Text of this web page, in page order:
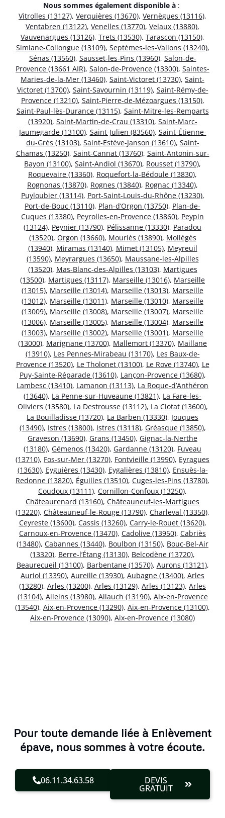
Nous sommes également disponible à :
Vitrolles (13127), Verquières (13670), Vernègues (13116),
Ventabren (13122), Venelles (13770), Velaux (13880),
Vauvenargues (13126), Trets (13530), Tarascon (13150),
Simiane-Collongue (13109), Septèmes-les-Vallons (13240),
Sénas (13560), Sausset-les-Pins (13960), Salon-de-
Provence (13661 AIR), Salon-de-Provence (13300), Saintes-
Maries-de-la-Mer (13460), Saint-Victoret (13730), Saint-
Victoret (13700), Saint-Savournin (13119), Saint-Rémy-de-
Provence (13210), Saint-Pierre-de-Mézoargues (13150),
Saint-Paul-lès-Durance (13115), Saint-Mitre-les-Remparts
(13920), Saint-Martin-de-Crau (13310), Saint-Marc-
Jaumegarde (13100), Saint-Julien (83560), Saint-Étienne-
du-Grès (13103), Saint-Estève-Janson (13610), Saint-
Chamas (13250), Saint-Cannat (13760), Saint-Antonin-sur-
Bayon (13100), Saint-Andiol (13670), Rousset (13790),
Roquevaire (13360), Roquefort-la-Bédoule (13830),
Rognonas (13870), Rognes (13840), Rognac (13340),
Puyloubier (13114), Port-Saint-Louis-du-Rhône (13230),
Port-de-Bouc (13110), Plan-d’Orgon (13750), Plan-de-
Cuques (13380), Peyrolles-en-Provence (13860), Peypin
(13124), Peynier (13790), Pélissanne (13330), Paradou
(13520), Orgon (13660), Mouriès (13890), Mollégès
(13940), Miramas (13140), Mimet (13105), Meyreuil
(13590), Meyrargues (13650), Maussane-les-Alpilles
(13520), Mas-Blanc-des-Alpilles (13103), Martigues
(13500), Martigues (13117), Marseille (13016), Marseille
(13015), Marseille (13014), Marseille (13013), Marseille
(13012), Marseille (13011), Marseille (13010), Marseille
(13009), Marseille (13008), Marseille (13007), Marseille
(13006), Marseille (13005), Marseille (13004), Marseille
(13003), Marseille (13002), Marseille (13001), Marseille
(13000), Marignane (13700), Mallemort (13370), Maillane
(13910), Les Pennes-Mirabeau (13170), Les Baux-de-
Provence (13520), Le Tholonet (13100), Le Rove (13740), Le
Puy-Sainte-Réparade (13610), Lançon-Provence (13680),
Lambesc (13410), Lamanon (13113), La Roque-d’Anthéron
(13640), La Penne-sur-Huveaune (13821), La Fare-les-
Oliviers (13580), La Destrousse (13112), La Ciotat (13600),
La Bouilladisse (13720), La Barben (13330), Jouques
(13490), Istres (13800), Istres (13118), Gréasque (13850),
Graveson (13690), Grans (13450), Gignac-la-Nerthe
(13180), Gémenos (13420), Gardanne (13120), Fuveau
(13710), Fos-sur-Mer (13270), Fontvieille (13990), Eyragues
(13630), Eyguières (13430), Eygalières (13810), Ensuès-la-
Redonne (13820), Éguilles (13510), Cuges-les-Pins (13780),
Coudoux (13111), Cornillon-Confoux (13250),
Châteaurenard (13160), Châteauneuf-les-Martigues
(13220), Châteauneuf-le-Rouge (13790), Charleval (13350),
Ceyreste (13600), Cassis (13260), Carry-le-Rouet (13620),
Carnoux-en-Provence (13470), Cadolive (13950), Cabriès
(13480), Cabannes (13440), Boulbon (13150), Bouc-Bel-Air
(13320), Berre-l’Étang (13130), Belcodène (13720),
Beaurecueil (13100), Barbentane (13570), Aurons (13121),
Auriol (13390), Aureille (13930), Aubagne (13400), Arles
(13280), Arles (13200), Arles (13129), Arles (13123), Arles
(13104), Alleins (13980), Allauch (13190), Aix-en-Provence
(13540), Aix-en-Provence (13290), Aix-en-Provence (13100),
Aix-en-Provence (13090), Aix-en-Provence (13080)
Pour toute demande liée à Enlèvement
épave, nous sommes à votre écoute.
06.11.34.63.58 DEVIS
GRATUIT